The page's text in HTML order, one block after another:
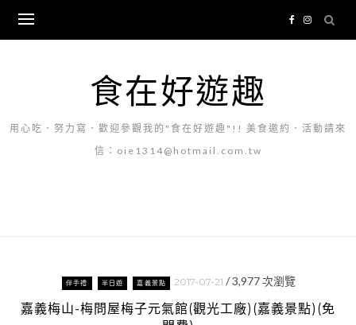
content
食在好遊趣
用心吃．努力寫．歡迎參觀我的"食在好遊趣"!! 美食邀約．活動請來
信：oie1314@hotmail.com.tw
伴手禮 半日遊 嘉義景點 2017-07-21 /3,977次瀏覽
嘉義梅山-梅問屋梅子元氣館(觀光工廠)(嘉義景點)(免